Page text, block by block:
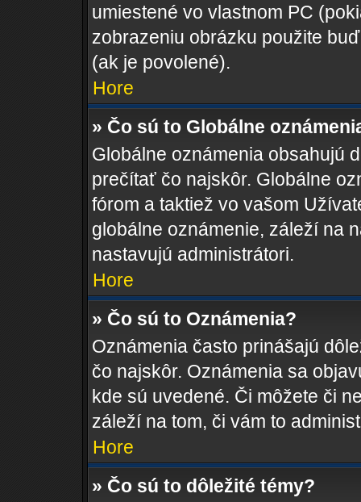
umiestené vo vlastnom PC
zobrazeniu obrázku použite
(ak je povolené).
Hore
» Čo sú to Globálne
Globálne oznámenia obsahujú
prečítať čo najskôr. Globálne
fórom a taktiež vo vašom
globálne oznámenie, záleží na
nastavujú administrátori.
Hore
» Čo sú to Oznámenia?
Oznámenia často prinášajú
čo najskôr. Oznámenia sa
kde sú uvedené. Či môžete či
záleží na tom, či vám to
Hore
» Čo sú to dôležité témy?